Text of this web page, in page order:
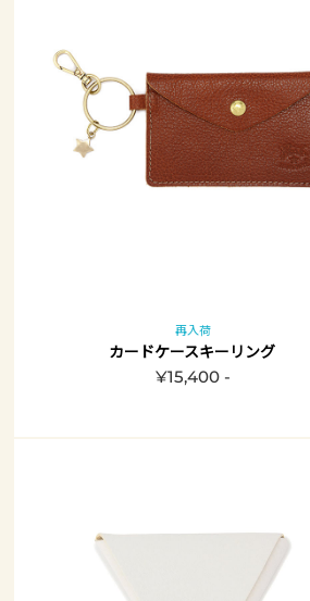
再入荷
カードケースキーリング
¥15,400 -